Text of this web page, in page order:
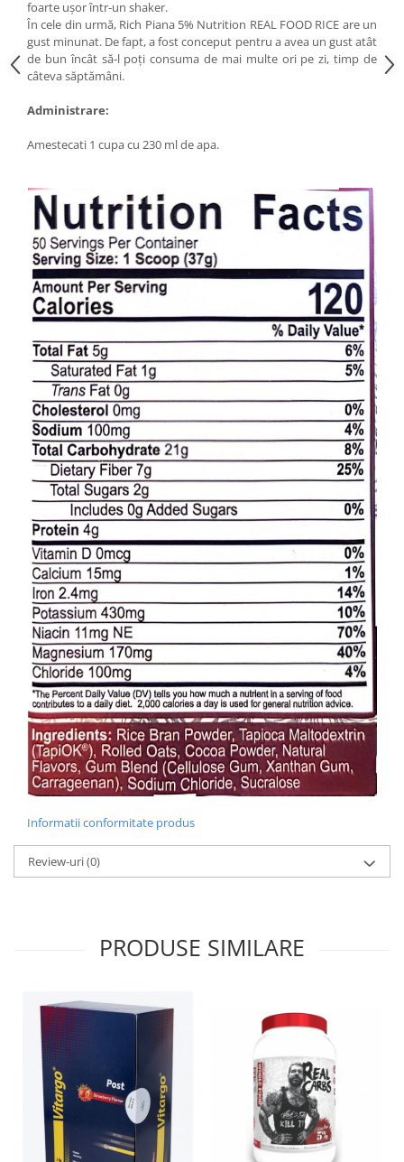
foarte ușor într-un shaker.
În cele din urmă, Rich Piana 5% Nutrition REAL FOOD RICE are un
gust minunat. De fapt, a fost conceput pentru a avea un gust atât
de bun încât să-l poți consuma de mai multe ori pe zi, timp de
câteva săptămâni.
Administrare:
Amestecati 1 cupa cu 230 ml de apa.
Informatii conformitate produs
Review-uri(0)
PRODUSE SIMILARE